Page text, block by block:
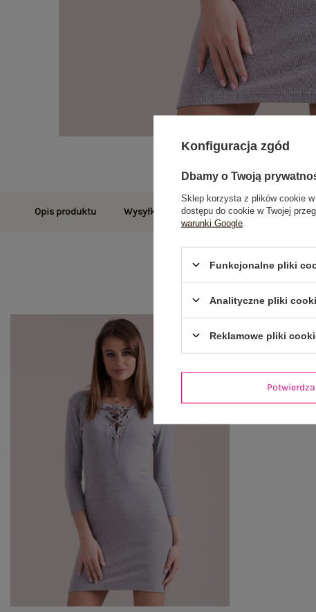
Opis produktu Wysyłka i dostawa Zwroty i
Konfiguracja zgód
Dbamy o Twoją
Sklep korzysta z plików cookie
dostępu do cookie w Twojej
warunki Google
Funkcjonalne pliki
Analityczne pliki
Reklamowe pliki